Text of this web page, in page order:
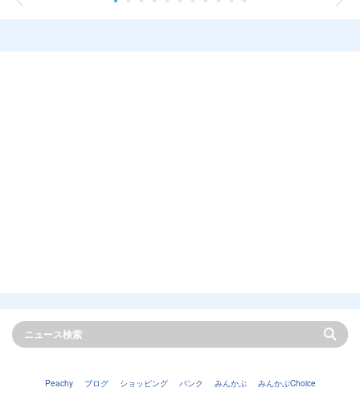
Peachy ブログ ショッピング バンク みんかぶ みんかぶChoice